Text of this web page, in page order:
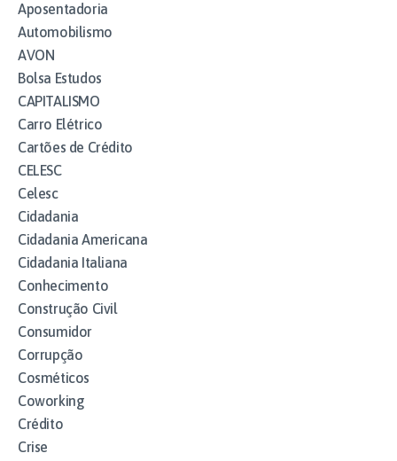
Aposentadoria
Automobilismo
AVON
Bolsa Estudos
CAPITALISMO
Carro Elétrico
Cartões de Crédito
CELESC
Celesc
Cidadania
Cidadania Americana
Cidadania Italiana
Conhecimento
Construção Civil
Consumidor
Corrupção
Cosméticos
Coworking
Crédito
Crise